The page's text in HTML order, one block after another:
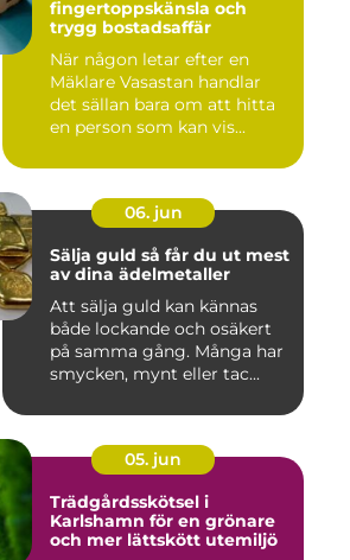
fingertoppskänsla och
trygg bostadsaffär
När någon letar efter en
Mäklare Vasastan handlar
det sällan bara om att hitta
en person som kan vis...
06. jun
Sälja guld så får du ut mest
av dina ädelmetaller
Att sälja guld kan kännas
både lockande och osäkert
på samma gång. Många har
smycken, mynt eller tac...
05. jun
Trädgårdsskötsel i
Karlshamn för en grönare
och mer lättskött utemiljö